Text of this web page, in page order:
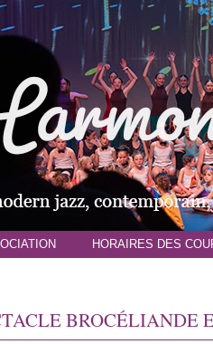
HORAIRES DES
BROCÉLIANDE